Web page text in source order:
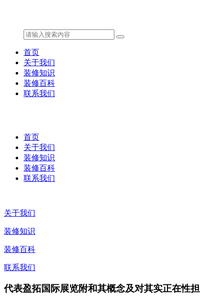
首页
关于我们
装修知识
装修百科
联系我们
首页
关于我们
装修知识
装修百科
联系我们
关于我们
装修知识
装修百科
联系我们
代表盈拓国际展览附和其概念及对其实正在性担